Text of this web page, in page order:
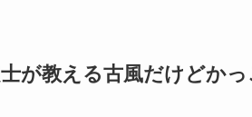
が教える古風だけどか